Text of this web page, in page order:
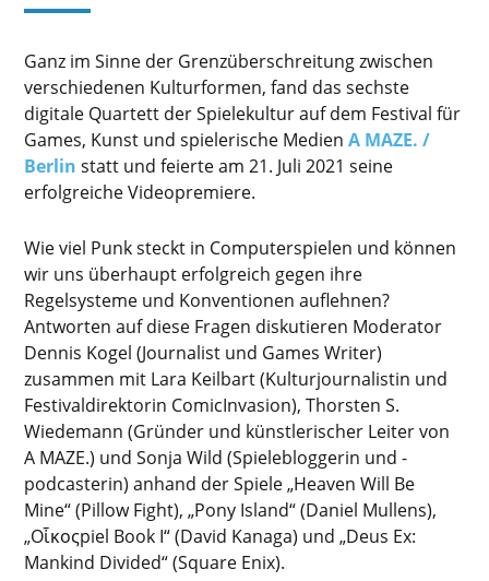
Ganz im Sinne der Grenzüberschreitung zwischen
verschiedenen Kulturformen, fand das sechste
digitale Quartett der Spielekultur auf dem Festival für
Games, Kunst und spielerische MedienA MAZE. /
Berlin statt und feierte am 21. Juli 2021 seine
erfolgreiche Videopremiere.
Wie viel Punk steckt in Computerspielen und können
wir uns überhaupt erfolgreich gegen ihre
Regelsysteme und Konventionen auflehnen?
Antworten auf diese Fragen diskutieren Moderator
Dennis Kogel (Journalist und Games Writer)
zusammen mit Lara Keilbart (Kulturjournalistin und
Festivaldirektorin ComicInvasion), Thorsten S.
Wiedemann (Gründer und künstlerischer Leiter von
A MAZE.) und Sonja Wild (Spielebloggerin und -
podcasterin) anhand der Spiele „Heaven Will Be
Mine“ (Pillow Fight), „Pony Island“ (Daniel Mullens),
„Oἶκοςpiel Book I“ (David Kanaga) und „Deus Ex:
Mankind Divided“ (Square Enix).